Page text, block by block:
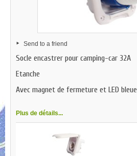
Send to a friend
Socle encastrer pour camping-car 32A
Etanche
Avec magnet de fermeture et LED bleue
Plus de détails...